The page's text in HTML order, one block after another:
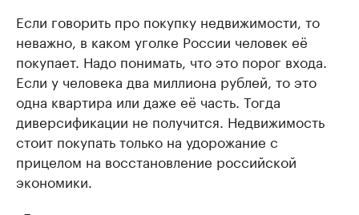
Если говорить про покупку недвижимости, то
неважно, в каком уголке России человек её
покупает. Надо понимать, что это порог входа.
Если у человека два миллиона рублей, то это
одна квартира или даже её часть. Тогда
диверсификации не получится. Недвижимость
стоит покупать только на удорожание с
прицелом на восстановление российской
экономики.